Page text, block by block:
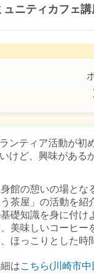
ュニティカフェ
ンティア活動が初
けど、興味がある
館の憩いの場とな
う茶屋」の活動を紹
礎知識を身に付け
美味しいコーヒー
ほっこりとした時
はこちら(川崎市